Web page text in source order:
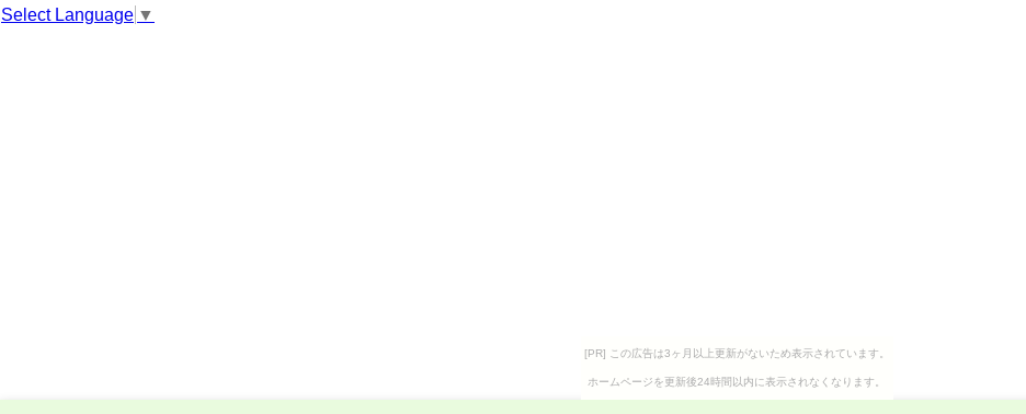
Select Language ▼
[PR] この広告は3ヶ月以上更新がないため表示されています。
ホームページを更新後24時間以内に表示されなくなります。